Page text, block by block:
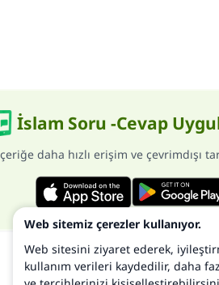
İslam Soru -Cevap
daha hızlı erişim ve çevrimdışı
Web sitemiz çerezler kullanıyor.
Web sitesini ziyaret ederek,
kullanım verileri kaydedilir, daha